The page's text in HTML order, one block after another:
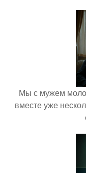
Мы с мужем
вместе уже